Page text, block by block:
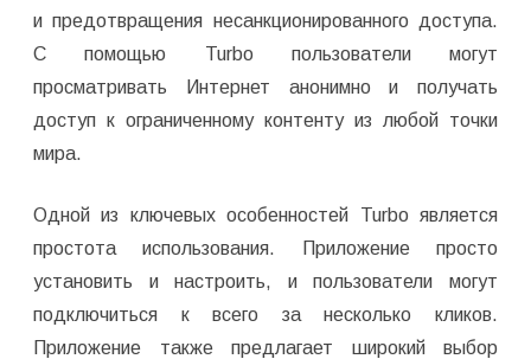
и предотвращения несанкционированного доступа.
С помощью Turbo пользователи могут
просматривать Интернет анонимно и получать
доступ к ограниченному контенту из любой точки
мира.
Одной из ключевых особенностей Turbo является
простота использования. Приложение просто
установить и настроить, и пользователи могут
подключиться к всего за несколько кликов.
Приложение также предлагает широкий выбор